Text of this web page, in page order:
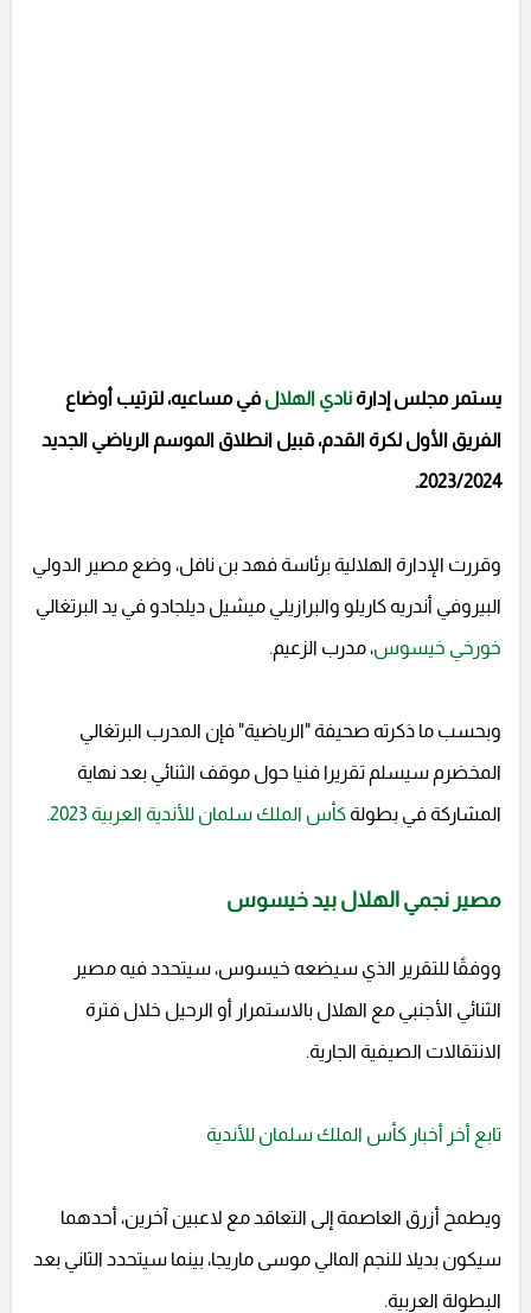
يستمر مجلس إدارةنادي الهلال في مساعيه، لترتيب أوضاع
الفريق الأول لكرة القدم، قبيل انطلاق الموسم الرياضي الجديد
2023/2024.
وقررت الإدارة الهلالية برئاسة فهد بن نافل، وضع مصير الدولي
البيروفي أندريه كاريلو والبرازيلي ميشيل ديلجادو في يد البرتغالي
خورخي خيسوس، مدرب الزعيم.
وبحسب ما ذكرته صحيفة "الرياضية" فإن المدرب البرتغالي
المخضرم سيسلم تقريرا فنيا حول موقف الثنائي بعد نهاية
المشاركة في بطولة كأس الملك سلمان للأندية العربية 2023.
مصير نجمي الهلال بيد خيسوس
ووفقًا للتقرير الذي سيضعه خيسوس، سيتحدد فيه مصير
الثنائي الأجنبي مع الهلال بالاستمرار أو الرحيل خلال فترة
الانتقالات الصيفية الجارية.
تابع أخر أخبار كأس الملك سلمان للأندية
ويطمح أزرق العاصمة إلى التعاقد مع لاعبين آخرين، أحدهما
سيكون بديلا للنجم المالي موسى ماريجا، بينما سيتحدد الثاني بعد
البطولة العربية.